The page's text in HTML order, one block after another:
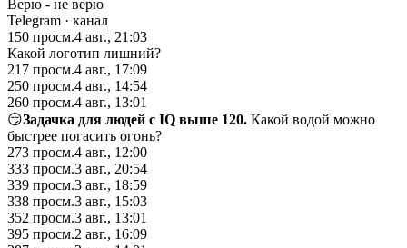
Верю - не верю
Telegram · канал
150 просм.4 авг., 21:03
Какой логотип лишний?
217 просм.4 авг., 17:09
250 просм.4 авг., 14:54
260 просм.4 авг., 13:01
😏Задачка для людей с IQ выше 120. Какой водой можно
быстрее погасить огонь?
273 просм.4 авг., 12:00
333 просм.3 авг., 20:54
339 просм.3 авг., 18:59
338 просм.3 авг., 15:03
352 просм.3 авг., 13:01
395 просм.2 авг., 16:09